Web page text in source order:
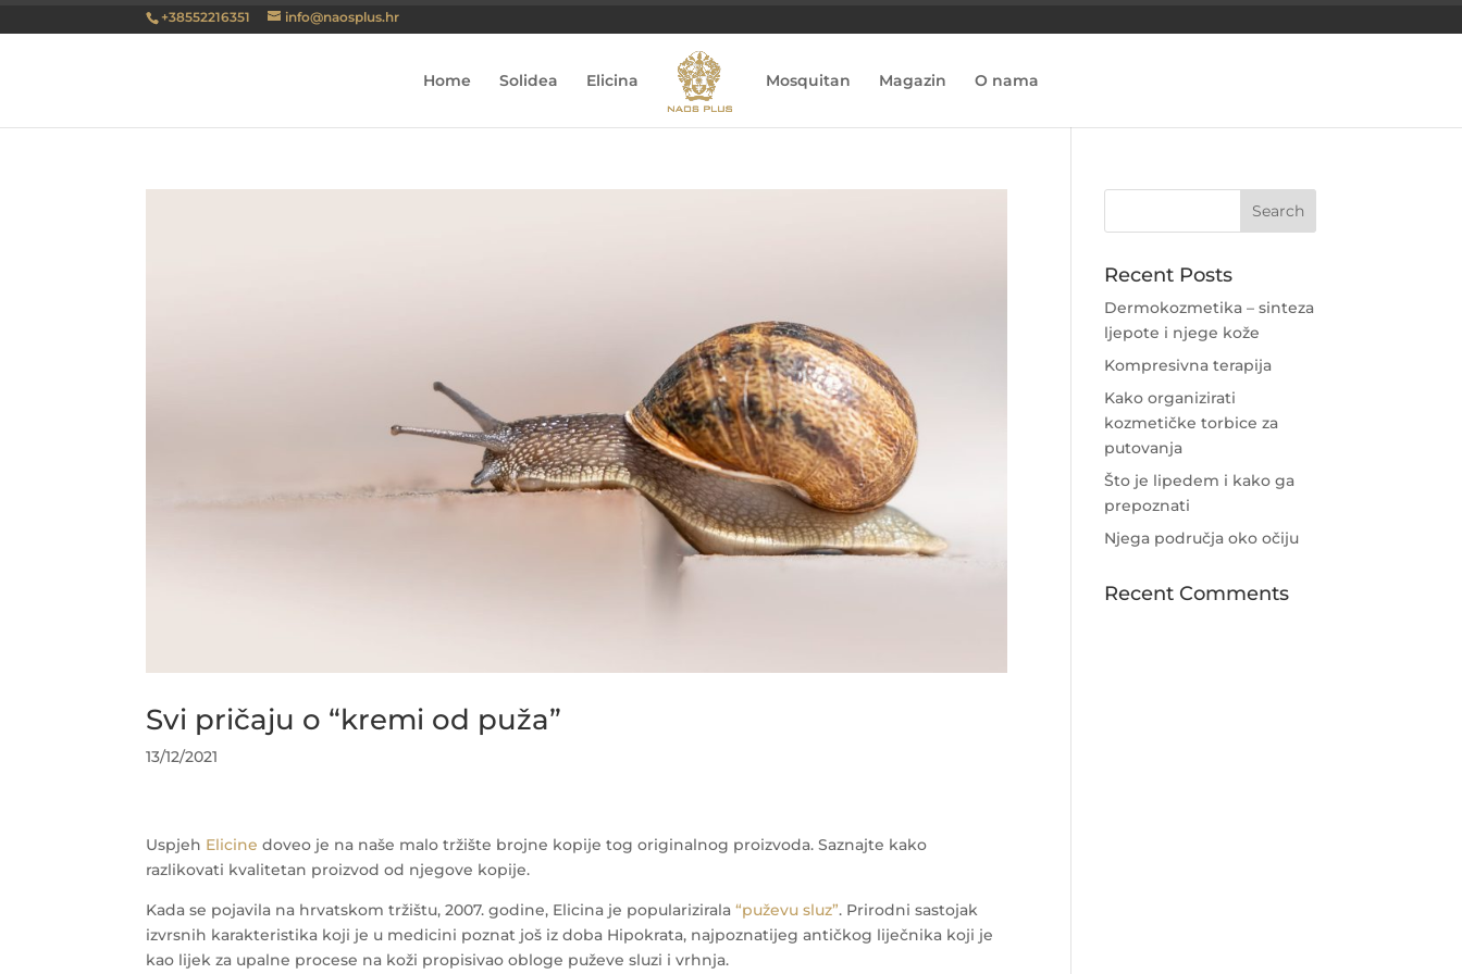
+38552216351 info@naosplus.hr
Home Solidea Elicina Mosquitan Magazin O nama
Svi pričaju o “kremi od puža”
13/12/2021
Uspjeh Elicine doveo je na naše malo tržište brojne kopije tog originalnog proizvoda. Saznajte kako
razlikovati kvalitetan proizvod od njegove kopije.
Kada se pojavila na hrvatskom tržištu, 2007. godine, Elicina je popularizirala“puževu sluz”. Prirodni sastojak
izvrsnih karakteristika koji je u medicini poznat još iz doba Hipokrata, najpoznatijeg antičkog liječnika koji je
kao lijek za upalne procese na koži propisivao obloge puževe sluzi i vrhnja.
Recent Posts
Dermokozmetika – sinteza
ljepote i njege kože
Kompresivna terapija
Kako organizirati
kozmetičke torbice za
putovanja
Što je lipedem i kako ga
prepoznati
Njega područja oko očiju
Recent Comments